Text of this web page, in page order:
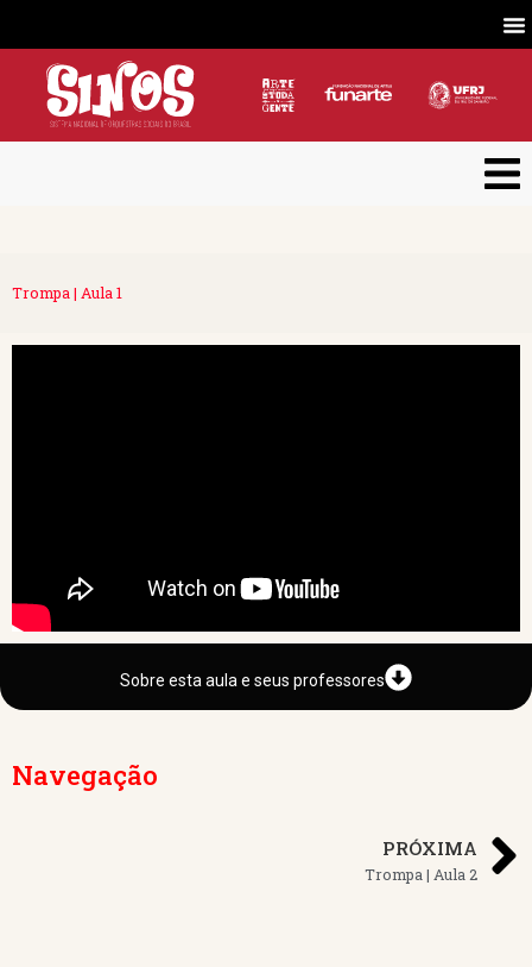
Trompa | Aula 1
Sobre esta aula e seus professores
Navegação
PRÓXIMA
Trompa | Aula 2